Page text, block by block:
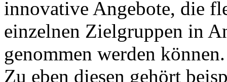
innovative Angebote, die
einzelnen Zielgruppen in
genommen werden können.
Zu eben diesen gehört